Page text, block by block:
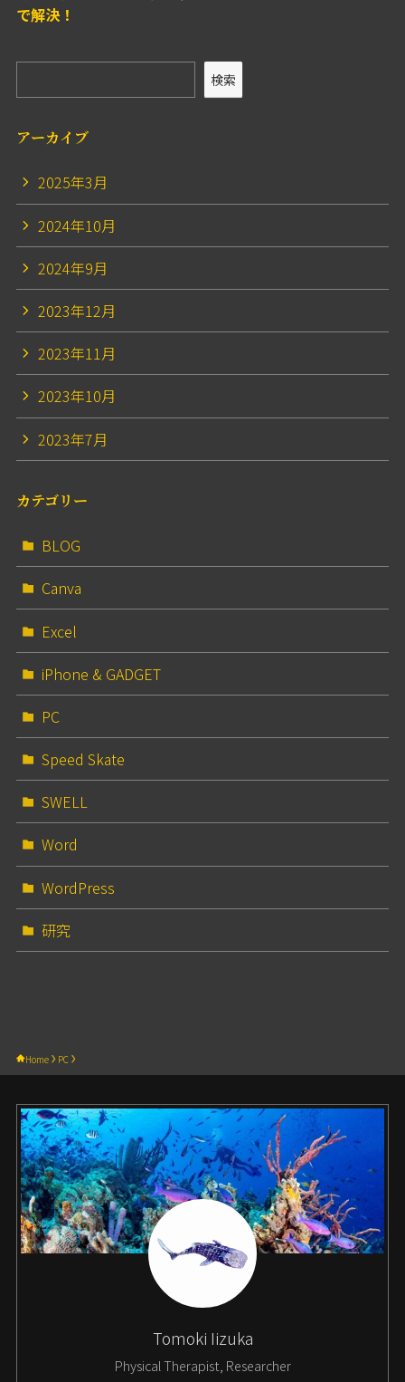
で解決！
検索
アーカイブ
2025年3月
2024年10月
2024年9月
2023年12月
2023年11月
2023年10月
2023年7月
カテゴリー
BLOG
Canva
Excel
iPhone & GADGET
PC
Speed Skate
SWELL
Word
WordPress
研究
Home PC
Tomoki Iizuka
Physical Therapist, Researcher